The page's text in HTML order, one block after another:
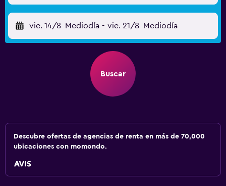
vie. 14/8 Mediodía - vie. 21/8 Mediodía
Buscar
Descubre ofertas de agencias de renta en más de 70,000
ubicaciones con momondo.